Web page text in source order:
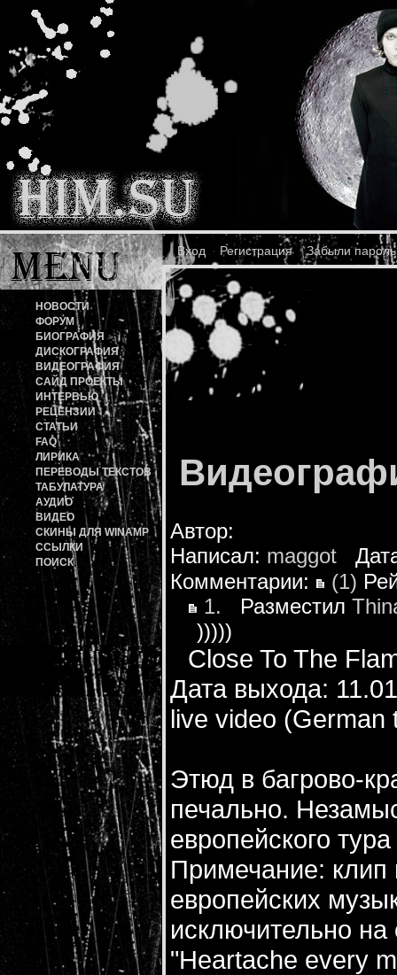
Вход Регистрация Забыли
НОВОСТИ
ФОРУМ
БИОГРАФИЯ
ДИСКОГРАФИЯ
ВИДЕОГРАФИЯ
САЙД ПРОЕКТЫ
ИНТЕРВЬЮ
РЕЦЕНЗИИ
СТАТЬИ
FAQ
ЛИРИКА
ПЕРЕВОДЫ ТЕКСТОВ
ТАБУЛАТУРА
АУДИО
ВИДЕО
СКИНЫ ДЛЯ WINAMP
ССЫЛКИ
ПОИСК
Автор:
Написал: maggot
Комментарии:
(1)
1. Разместил
)))))
Close To The
Дата выхода:
live video (German
Этюд в багрово-
печально.
европейского
Примечание: клип
европейских
исключительно на
"Heartache every